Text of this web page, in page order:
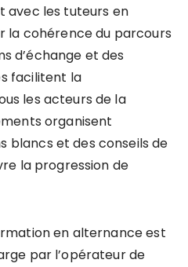
avec les tuteurs en
la cohérence du parcours
d’échange et des
facilitent la
les acteurs de la
organisent
blancs et des conseils de
la progression de
en alternance est
par l’opérateur de